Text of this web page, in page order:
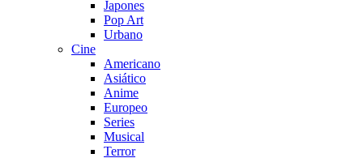
Japones
Pop Art
Urbano
Cine
Americano
Asiático
Anime
Europeo
Series
Musical
Terror